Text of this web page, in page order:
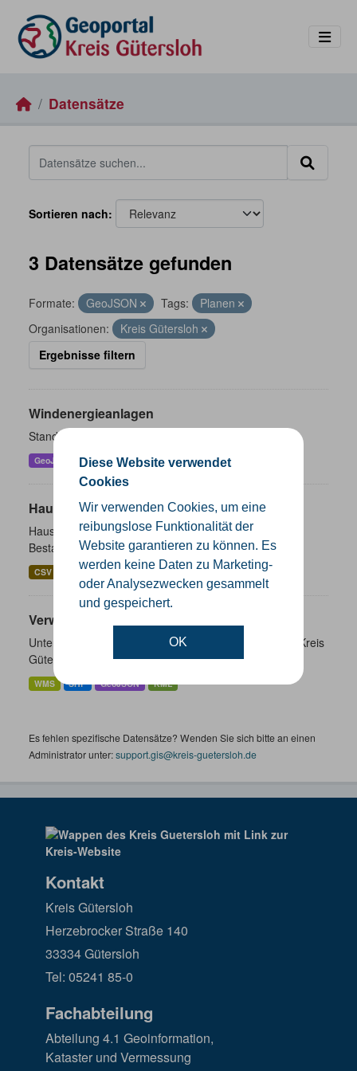
Diese Website verwendet
Cookies
Wir verwenden Cookies, um eine
reibungslose Funktionalität der
Website garantieren zu können. Es
werden keine Daten zu Marketing-
oder Analysezwecken gesammelt
und gespeichert.
OK
Datensätze
Sortieren nach
3 Datensätze gefunden
Formate: GeoJSON Tags:
Planen
Organisationen:
Kreis Gütersloh
Ergebnisse filtern
Windenergieanlagen
Standorte der Windenergieanlagen im Kreis Gütersloh
GeoJSON KML SHP
Hausnummernkoordinaten
Hausnummernkoordinaten abgeleitet aus dem ALKIS-
Bestand
CSV GeoJSON SHP
Verwaltungsgrenzen
Unterschiedliche Ebenen der Verwaltungsgrenzen im Kreis
Gütersloh
WMS SHP GeoJSON KML
Es fehlen spezifische Datensätze? Wenden Sie sich bitte an einen
Administrator unter:support.gis@kreis-guetersloh.de
Kontakt
Kreis Gütersloh
Herzebrocker Straße 140
33334 Gütersloh
Tel: 05241 85-0
Fachabteilung
Abteilung 4.1 Geoinformation,
Kataster und Vermessung